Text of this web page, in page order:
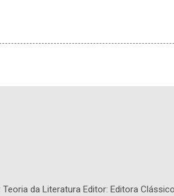
da Literatura Editor: Editora